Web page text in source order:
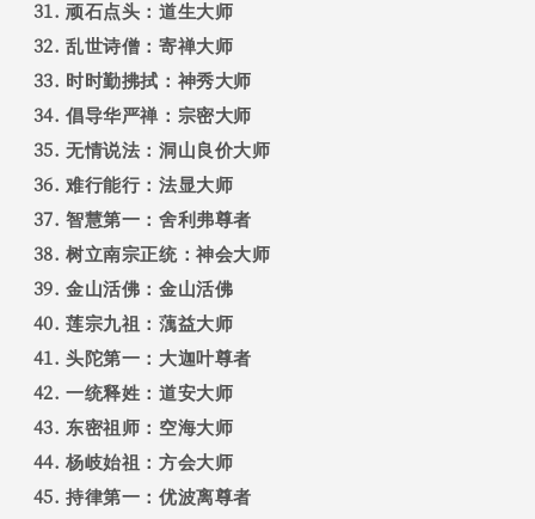
顽石点头：道生大师
乱世诗僧：寄禅大师
时时勤拂拭：神秀大师
倡导华严禅：宗密大师
无情说法：洞山良价大师
难行能行：法显大师
智慧第一：舍利弗尊者
树立南宗正统：神会大师
金山活佛：金山活佛
莲宗九祖：蕅益大师
头陀第一：大迦叶尊者
一统释姓：道安大师
东密祖师：空海大师
杨岐始祖：方会大师
持律第一：优波离尊者